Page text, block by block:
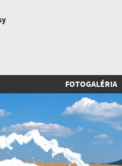
FOTOGALÉRIA